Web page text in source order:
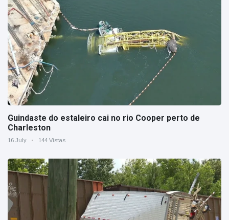
Guindaste do estaleiro cai no rio Cooper perto de
Charleston
16 July 144 Vistas